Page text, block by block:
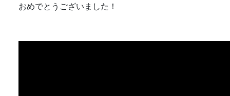
おめでとうございました！